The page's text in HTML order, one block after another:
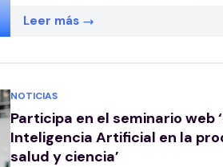
Leer más
NOTICIAS
Participa en el seminario web
Inteligencia Artificial en la
salud y ciencia’